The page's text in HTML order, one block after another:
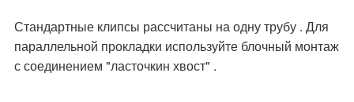
Стандартные клипсы рассчитаны на одну трубу . Для
параллельной прокладки используйте блочный монтаж
с соединением "ласточкин хвост" .